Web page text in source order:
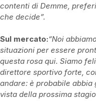
contenti di Demme,
che decide”.
Sul mercato:“Noi
situazioni per essere
questa rosa qui. Siamo
direttore sportivo forte,
andare: è probabile
vista della prossima